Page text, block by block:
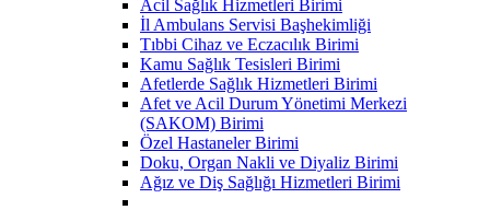
Acil Sağlık Hizmetleri Birimi
İl Ambulans Servisi Başhekimliği
Tıbbi Cihaz ve Eczacılık Birimi
Kamu Sağlık Tesisleri Birimi
Afetlerde Sağlık Hizmetleri Birimi
Afet ve Acil Durum Yönetimi Merkezi
(SAKOM) Birimi
Özel Hastaneler Birimi
Doku, Organ Nakli ve Diyaliz Birimi
Ağız ve Diş Sağlığı Hizmetleri Birimi